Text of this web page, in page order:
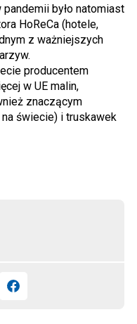
było natomiast
HoReCa (hotele,
z ważniejszych
producentem
w UE malin,
znaczącym
świecie) i truskawek